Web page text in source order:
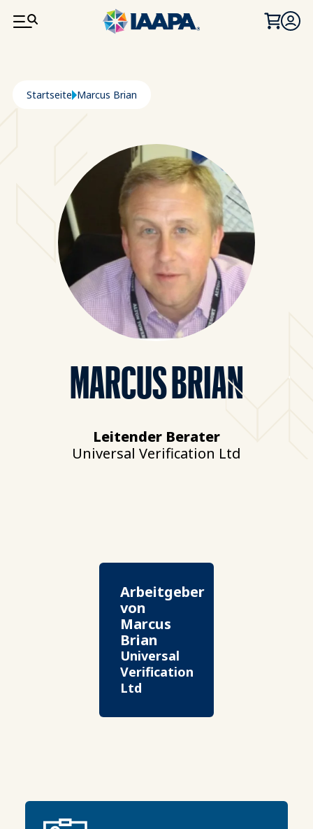
DIREKT ZUM INHALT
Pfadnavigation
Startseite Marcus Brian
MARCUS BRIAN
Leitender Berater
Universal Verification Ltd
Arbeitgeber
von
Marcus
Brian
Universal
Verification
Ltd